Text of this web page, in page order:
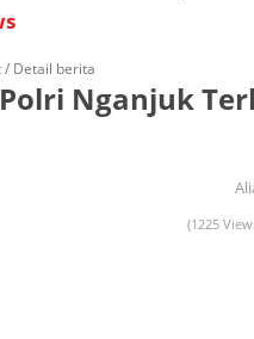
/ Detail berita
Nganjuk
(1225